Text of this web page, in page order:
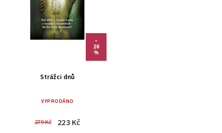
–
20
%
Strážci dnů
VYPRODÁNO
279 Kč 223 Kč